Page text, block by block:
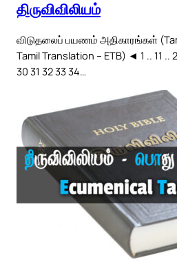
திருவிவிலியம்
விடுதலைப் பயணம் அதிகாரங்கள்
Tamil Translation – ETB) ◄ 1 .. 11 ..
30 31 32 33 34…